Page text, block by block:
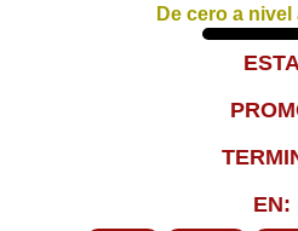
De cero a
EN: